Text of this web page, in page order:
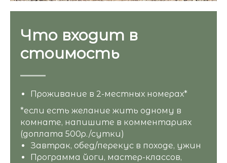
Что входит в
стоимость
Проживание в 2-местных номерах*
*если есть желание жить одному в
комнате, напишите в комментариях
(доплата 500р./сутки)
Завтрак, обед/перекус в походе, ужин
Программа йоги, мастер-классов,